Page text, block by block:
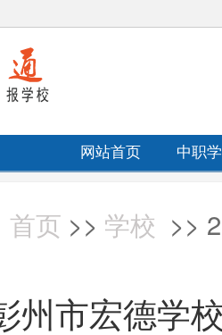
网站首页 中职
首页 >> 学校 >>
州市宏德学